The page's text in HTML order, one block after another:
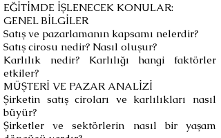
EĞİTİMDE İŞLENECEK KONULAR:
GENEL BİLGİLER
Satış ve pazarlamanın kapsamı nelerdir?
Satış cirosu nedir? Nasıl oluşur?
Karlılık nedir? Karlılığı hangi faktörler
etkiler?
MÜŞTERİ VE PAZAR ANALİZİ
Şirketin satış ciroları ve karlılıkları nasıl
büyür?
Şirketler ve sektörlerin nasıl bir yaşam